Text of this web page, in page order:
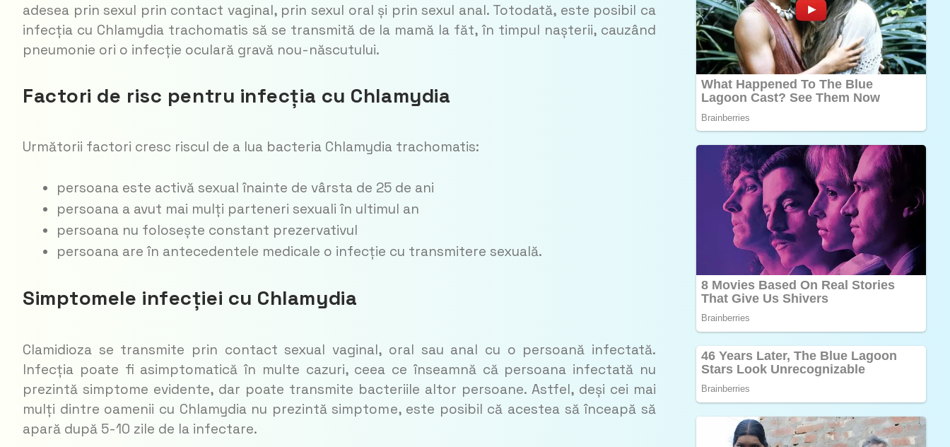
adesea prin sexul prin contact vaginal, prin sexul oral și prin sexul anal. Totodată, este posibil ca
infecția cu Chlamydia trachomatis să se transmită de la mamă la făt, în timpul nașterii, cauzând
pneumonie ori o infecție oculară gravă nou-născutului.
Factori de risc pentru infecția cu Chlamydia
Următorii factori cresc riscul de a lua bacteria Chlamydia trachomatis:
persoana este activă sexual înainte de vârsta de 25 de ani
persoana a avut mai mulți parteneri sexuali în ultimul an
persoana nu folosește constant prezervativul
persoana are în antecedentele medicale o infecție cu transmitere sexuală.
Simptomele infecției cu Chlamydia
Clamidioza se transmite prin contact sexual vaginal, oral sau anal cu o persoană infectată.
Infecția poate fi asimptomatică în multe cazuri, ceea ce înseamnă că persoana infectată nu
prezintă simptome evidente, dar poate transmite bacteriile altor persoane. Astfel, deși cei mai
mulți dintre oamenii cu Chlamydia nu prezintă simptome, este posibil că acestea să înceapă să
apară după 5-10 zile de la infectare.